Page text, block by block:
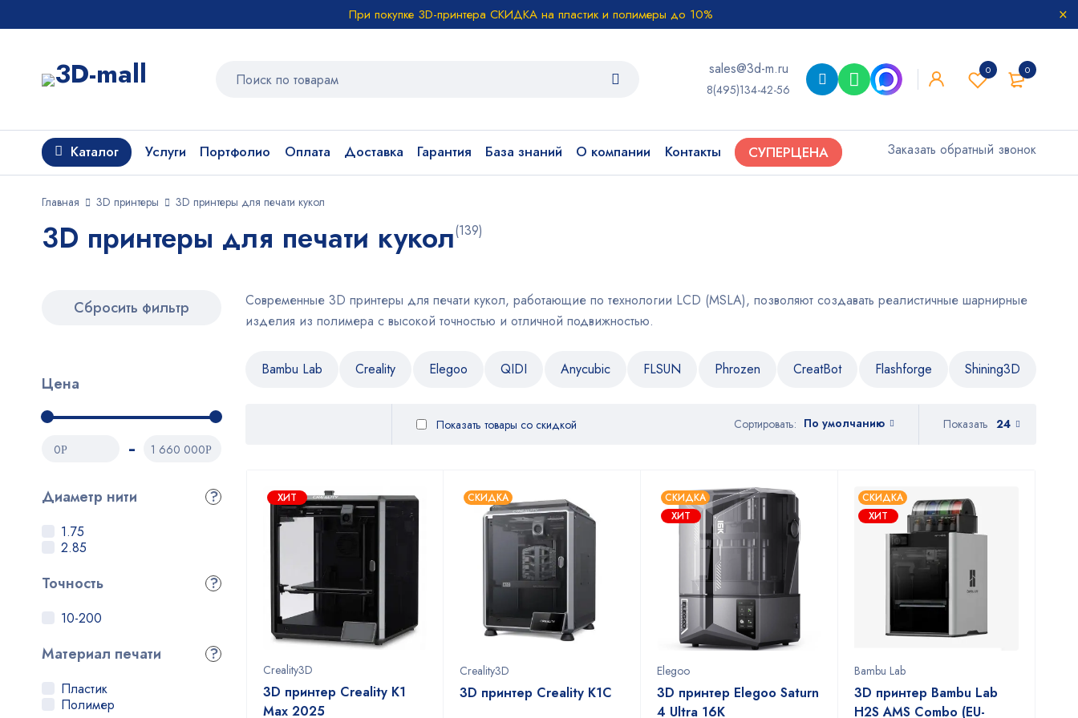
При покупке 3D-принтера СКИДКА на пластик и полимеры до 10%
0
0
sales@3d-m.ru
8(495)134-42-56
Каталог Услуги Портфолио Оплата Доставка Гарантия База знаний О компании Контакты СУПЕРЦЕНА Заказать обратный звонок
Главная 3D принтеры 3D принтеры для печати кукол
3D принтеры для печати кукол(139)
Сбросить фильтр
Цена
0Р 1 660 000Р
Диаметр нити ?
1.75
2.85
Точность ?
10-200
Материал печати ?
Пластик
Полимер
Современные 3D принтеры для печати кукол, работающие по технологии LCD (MSLA), позволяют создавать реалистичные шарнирные
изделия из полимера с высокой точностью и отличной подвижностью.
Bambu Lab Creality Elegoo QIDI Anycubic FLSUN Phrozen CreatBot Flashforge Shining3D
Сортировать: По умолчанию
Показать товары со скидкой Показать 24
ХИТ
Creality3D
3D принтер Creality K1
Max 2025
СКИДКА
Creality3D
3D принтер Creality K1C
СКИДКА
ХИТ
Elegoo
3D принтер Elegoo Saturn
4 Ultra 16K
СКИДКА
ХИТ
Bambu Lab
3D принтер Bambu Lab
H2S AMS Combo (EU-